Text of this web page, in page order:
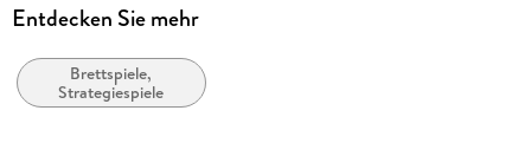
Verlag/Hersteller
Produktart
Spiel
Entdecken Sie mehr
Brettspiele,
Strategiespiele